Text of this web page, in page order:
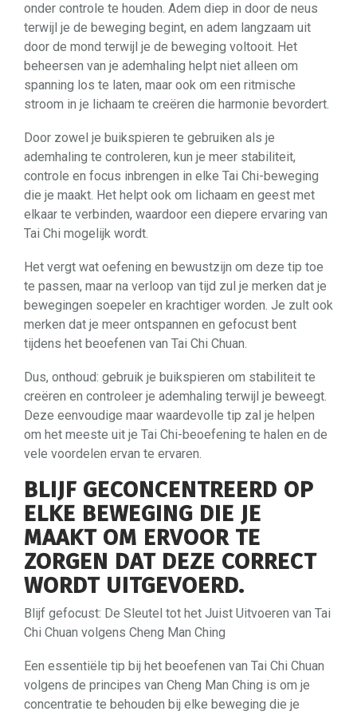
onder controle te houden. Adem diep in door de neus
terwijl je de beweging begint, en adem langzaam uit
door de mond terwijl je de beweging voltooit. Het
beheersen van je ademhaling helpt niet alleen om
spanning los te laten, maar ook om een ​​ritmische
stroom in je lichaam te creëren die harmonie bevordert.
Door zowel je buikspieren te gebruiken als je
ademhaling te controleren, kun je meer stabiliteit,
controle en focus inbrengen in elke Tai Chi-beweging
die je maakt. Het helpt ook om lichaam en geest met
elkaar te verbinden, waardoor een diepere ervaring van
Tai Chi mogelijk wordt.
Het vergt wat oefening en bewustzijn om deze tip toe
te passen, maar na verloop van tijd zul je merken dat je
bewegingen soepeler en krachtiger worden. Je zult ook
merken dat je meer ontspannen en gefocust bent
tijdens het beoefenen van Tai Chi Chuan.
Dus, onthoud: gebruik je buikspieren om stabiliteit te
creëren en controleer je ademhaling terwijl je beweegt.
Deze eenvoudige maar waardevolle tip zal je helpen
om het meeste uit je Tai Chi-beoefening te halen en de
vele voordelen ervan te ervaren.
BLIJF GECONCENTREERD OP
ELKE BEWEGING DIE JE
MAAKT OM ERVOOR TE
ZORGEN DAT DEZE CORRECT
WORDT UITGEVOERD.
Blijf gefocust: De Sleutel tot het Juist Uitvoeren van Tai
Chi Chuan volgens Cheng Man Ching
Een essentiële tip bij het beoefenen van Tai Chi Chuan
volgens de principes van Cheng Man Ching is om je
concentratie te behouden bij elke beweging die je